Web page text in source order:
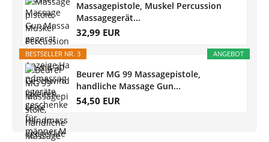
Massagepistole, Muskel Percussion
Massagegerät...
32,99 EUR
ANGEBOT
BESTSELLER NR. 3
Beurer MG 99 Massagepistole,
handliche Massage Gun...
54,50 EUR